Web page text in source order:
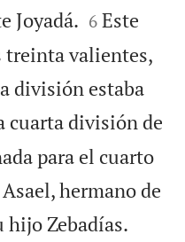
Joyadá. 

6 Este
treinta valientes,
división estaba
cuarta división de
para el cuarto
hermano de
hijo Zebadías.